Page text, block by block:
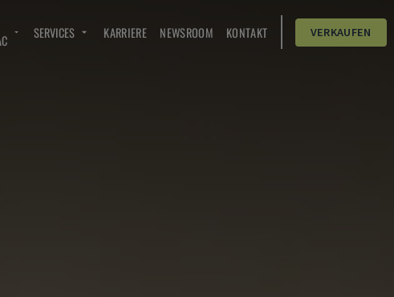
SERVICES KARRIERE NEWSROOM KONTAKT VERKAUFEN